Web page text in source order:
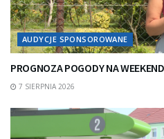
AUDYCJE SPONSOROWANE
PROGNOZA POGODY NA
7 SIERPNIA 2026